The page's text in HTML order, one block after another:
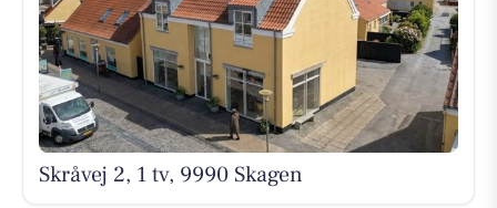
Skråvej 2, 1 tv, 9990 Skagen